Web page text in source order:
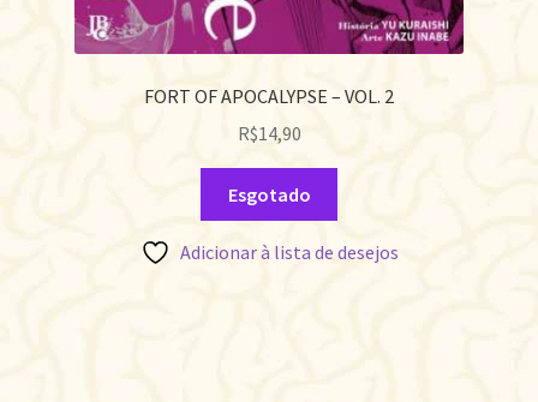
FORT OF APOCALYPSE – VOL. 2
R$14,90
Esgotado
Adicionar à lista de desejos